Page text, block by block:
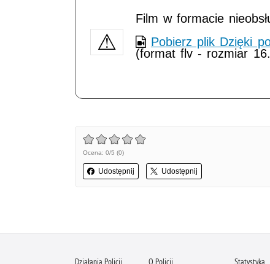
Film w formacie
Pobierz plik Dzięki
(format flv - rozmiar
Ocena: 0/5 (0)
Udostępnij Udostępnij
Działania Policji O Policji Statystyka